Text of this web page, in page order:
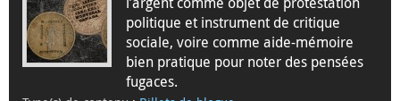
politique et instrument de critique
sociale, voire comme aide-mémoire
bien pratique pour noter des pensées
fugaces.